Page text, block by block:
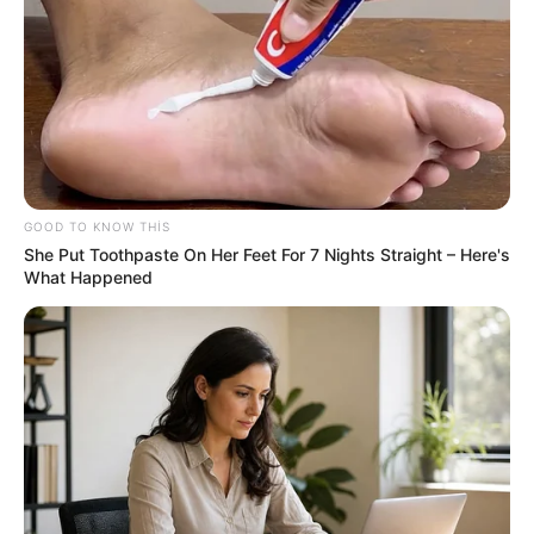
09:30 / 06 Avqust 2026 CƏMİYYƏT
Ağır QƏZA:ölən var
48
09:15 / 06 Avqust 2026 CƏMİYYƏT
GOOD TO KNOW THIS
She Put Toothpaste On Her Feet For 7 Nights Straight – Here's
What Happened